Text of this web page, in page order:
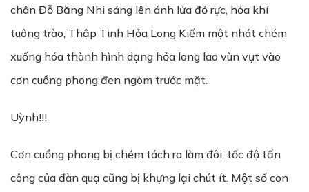
chân Đỗ Băng Nhi sáng lên ánh lửa đỏ rực, hỏa khí
tuông trào, Thập Tinh Hỏa Long Kiếm một nhát chém
xuống hóa thành hình dạng hỏa long lao vùn vụt vào
cơn cuồng phong đen ngòm trước mặt.
Uỳnh!!!
Cơn cuồng phong bị chém tách ra làm đôi, tốc độ tấn
công của đàn quạ cũng bị khựng lại chút ít. Một số con